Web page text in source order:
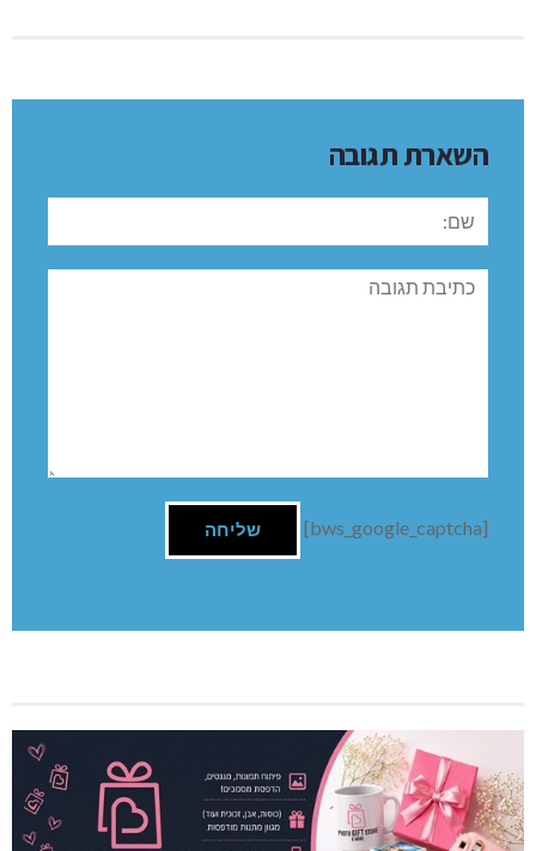
השארת תגובה
שם:
תגובה
[bws_google_captcha]